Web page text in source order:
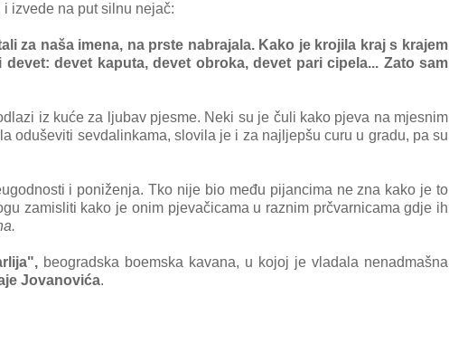
izvede na put silnu nejač:
za naša imena, na prste nabrajala. Kako je krojila kraj s krajem
devet kaputa, devet obroka, devet pari cipela... Zato sam
iz kuće za ljubav pjesme. Neki su je čuli kako pjeva na mjesnim
oduševiti sevdalinkama, slovila je i za najljepšu curu u gradu, pa su
i poniženja. Tko nije bio među pijancima ne zna kako je to
zamisliti kako je onim pjevačicama u raznim prčvarnicama gdje ih
beogradska boemska kavana, u kojoj je vladala nenadmašna
Jovanovića.